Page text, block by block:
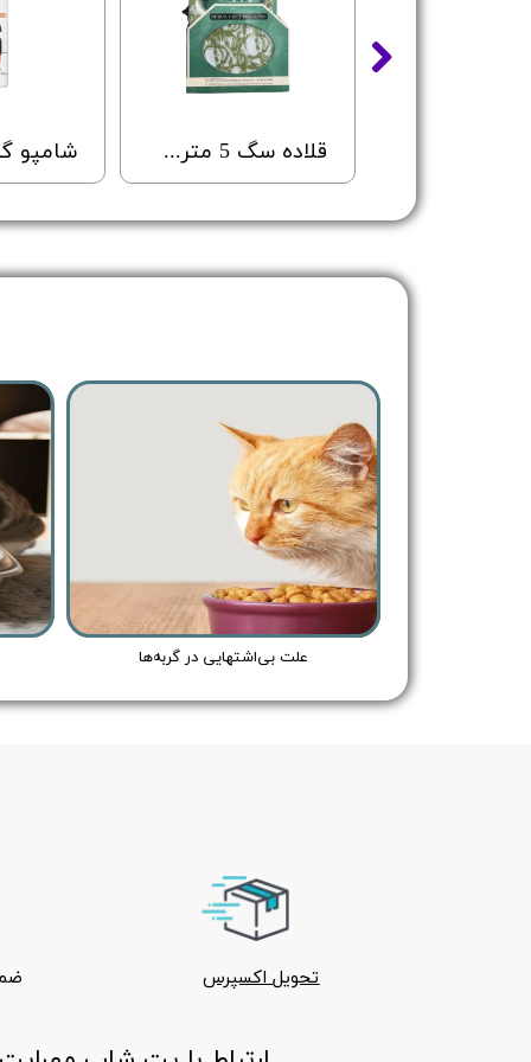
قلاده سگ 5 متری، جمع شونده ، طرح اسکلت سبز و سفید
علت بی‌اشتهایی در گربه‌ها
تحویل اکسپرس